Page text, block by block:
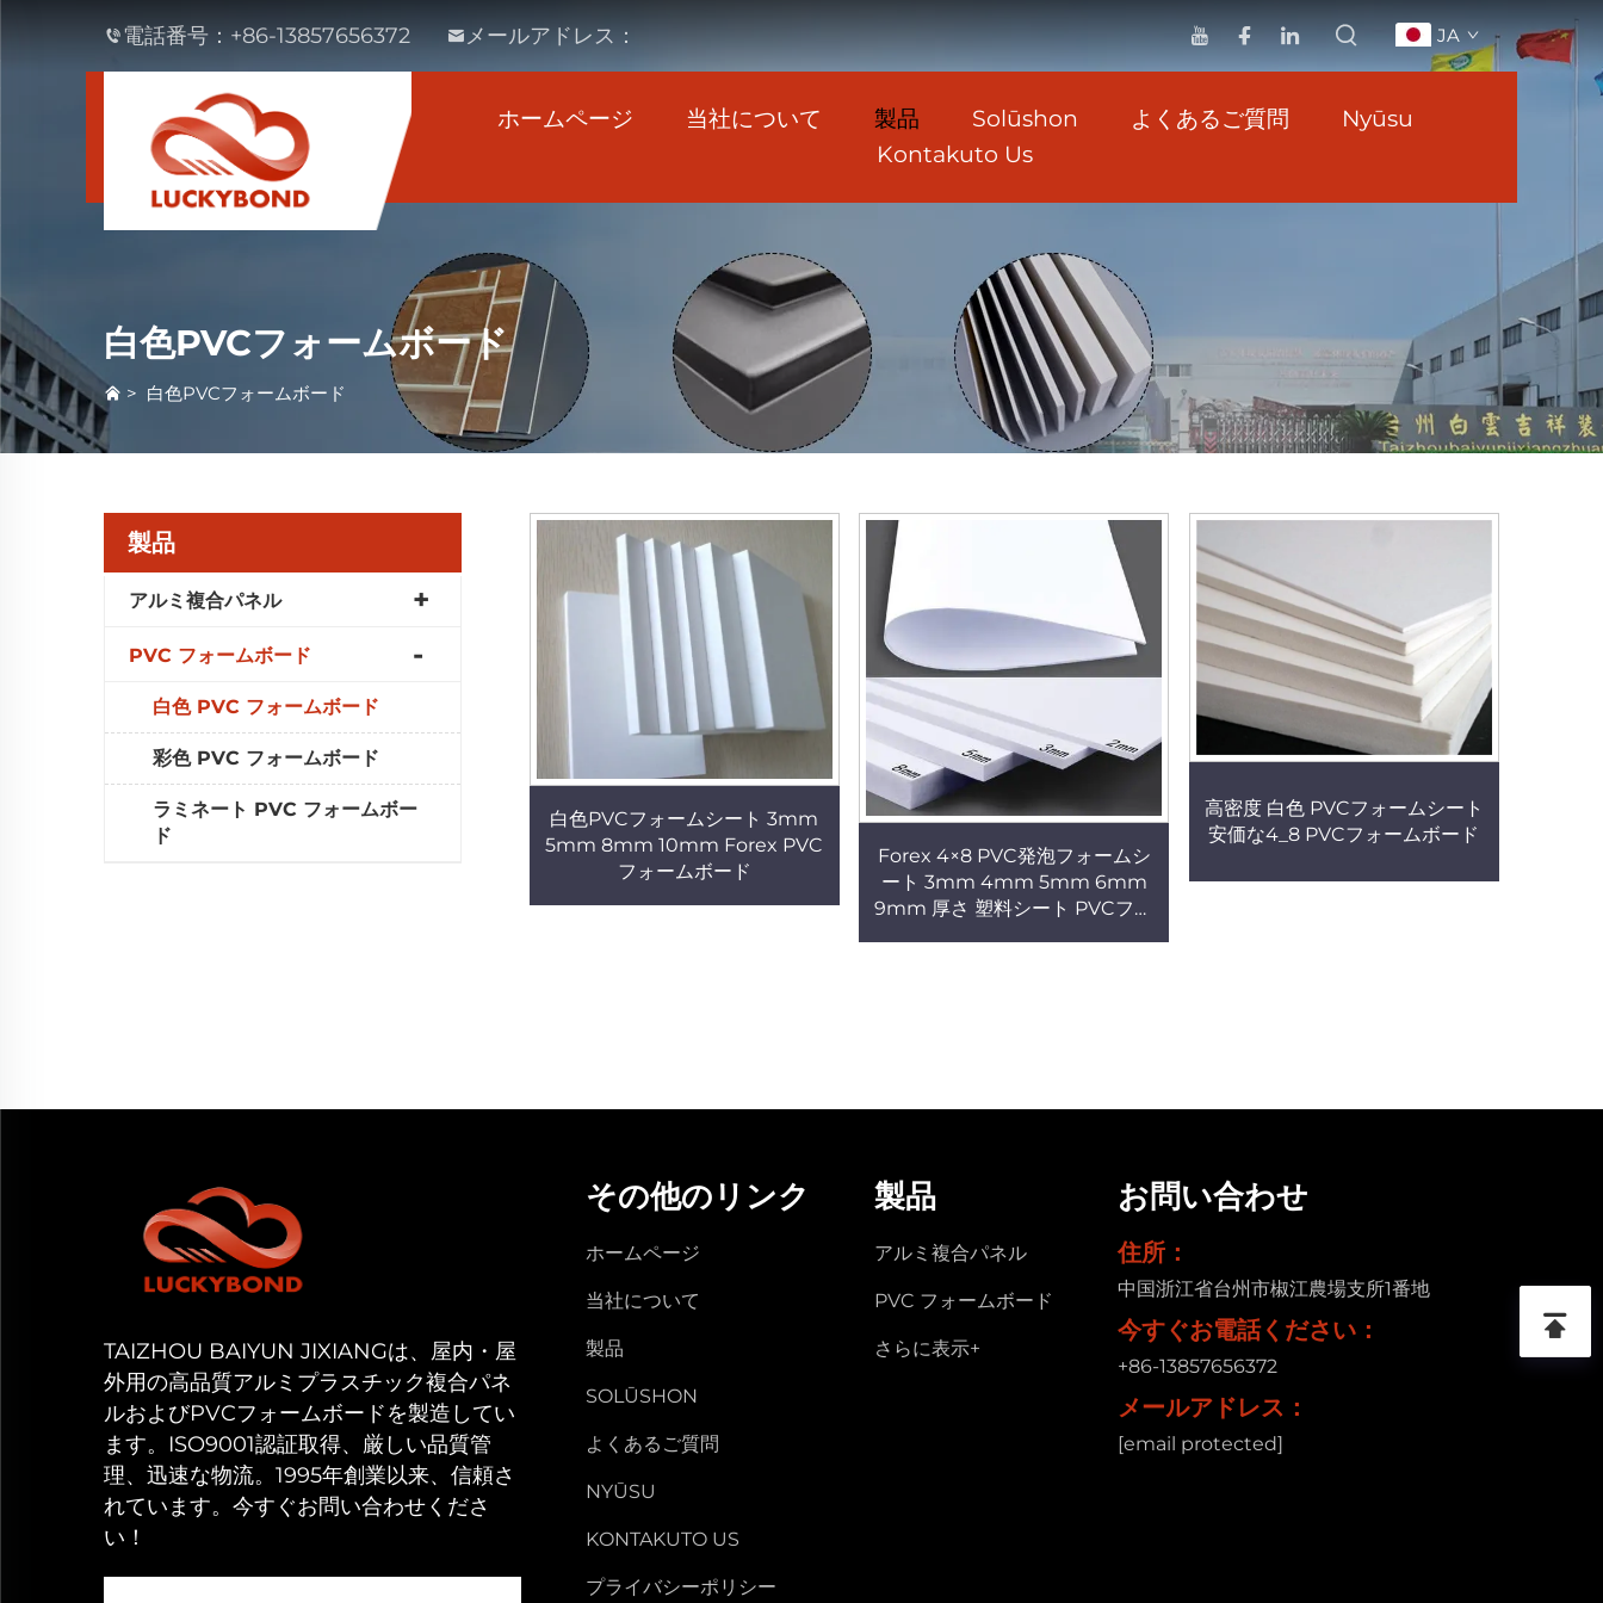
電話番号： +86-13857656372 メールアドレス： JA
ホームページ 当社について 製品 Solūshon よくあるご質問
Nyūsu
Kontakuto Us
白色PVCフォームボード
> 白色PVCフォームボード
製品
アルミ複合パネル
PVC フォームボード
白色 PVC フォームボード
彩色 PVC フォームボード
ラミネート PVC フォームボー
ド
白色PVCフォームシート 3mm
5mm 8mm 10mm Forex PVC
フォームボード
Forex 4×8 PVC発泡フォームシ
ート 3mm 4mm 5mm 6mm
9mm 厚さ 塑料シート PVCフォ
高密度 白色 PVCフォームシート
安価な4_8 PVCフォームボード
TAIZHOU BAIYUN JIXIANGは、屋内・屋
外用の高品質アルミプラスチック複合パネ
ルおよびPVCフォームボードを製造してい
ます。ISO9001認証取得、厳しい品質管
理、迅速な物流。1995年創業以来、信頼さ
れています。今すぐお問い合わせくださ
い！
その他のリンク
ホームページ
当社について
製品
SOLŪSHON
よくあるご質問
NYŪSU
KONTAKUTO US
プライバシーポリシー
製品
アルミ複合パネル
PVC フォームボード
さらに表示+
お問い合わせ
住所：
中国浙江省台州市椒江農場支所1番地
今すぐお電話ください：
+86-13857656372
メールアドレス：
[email protected]